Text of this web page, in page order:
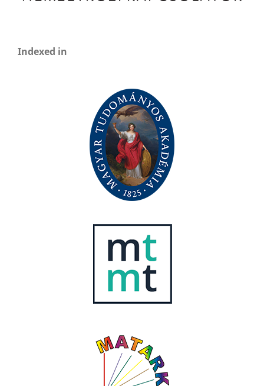
Indexed in